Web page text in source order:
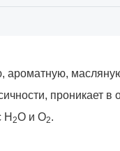
ароматную,
проникает
H 2O и О2.